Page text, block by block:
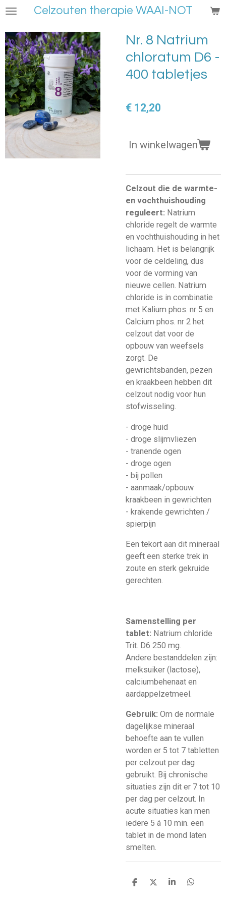
Ga
naar
de
hoofdinhoud
Celzouten therapie WAAI-NOT
Nr. 8 Natrium
chloratum D6 -
400 tabletjes
€ 12,20
In winkelwagen
Celzout die de warmte-
en vochthuishouding
reguleert: Natrium
chloride regelt de warmte
en vochthuishouding in het
lichaam. Het is belangrijk
voor de celdeling, dus
voor de vorming van
nieuwe cellen. Natrium
chloride is in combinatie
met Kalium phos. nr 5 en
Calcium phos. nr 2 het
celzout dat voor de
opbouw van weefsels
zorgt. De
gewrichtsbanden, pezen
en kraakbeen hebben dit
celzout nodig voor hun
stofwisseling.
- droge huid
- droge slijmvliezen
- tranende ogen
- droge ogen
- bij pollen
- aanmaak/opbouw
kraakbeen in gewrichten
- krakende gewrichten /
spierpijn
Een tekort aan dit mineraal
geeft een sterke trek in
zoute en sterk gekruide
gerechten.
Samenstelling per
tablet: Natrium chloride
Trit. D6 250 mg.
Andere bestanddelen zijn:
melksuiker (lactose),
calciumbehenaat en
aardappelzetmeel.
Gebruik: Om de normale
dagelijkse mineraal
behoefte aan te vullen
worden er 5 tot 7 tabletten
per celzout per dag
gebruikt. Bij chronische
situaties zijn dit er 7 tot 10
per dag per celzout. In
acute situaties kan men
iedere 5 á 10 min. een
tablet in de mond laten
smelten.
D
D
S
D